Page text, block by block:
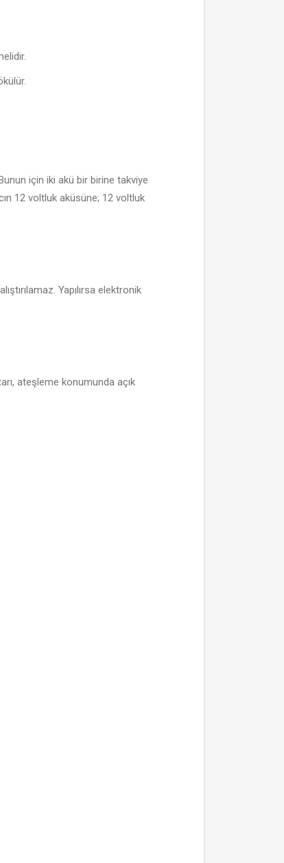
için iki akü bir birine takviye
12 voltluk aküsüne; 12 voltluk
Yapılırsa elektronik
ateşleme konumunda açık